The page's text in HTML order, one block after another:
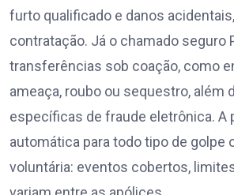
furto qualificado e danos
contratação. Já o chamado seguro
transferências sob coação, como
ameaça, roubo ou sequestro, além
específicas de fraude eletrônica. A
automática para todo tipo de golpe
voluntária: eventos cobertos,